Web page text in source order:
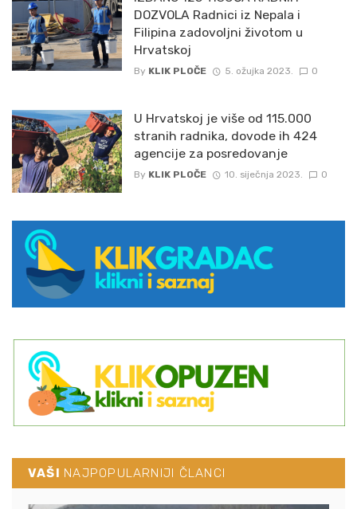
DOZVOLA Radnici iz Nepala i
Filipina zadovoljni životom u
Hrvatskoj
By KLIK PLOČE 5. ožujka 2023. 0
U Hrvatskoj je više od 115.000
stranih radnika, dovode ih 424
agencije za posredovanje
By KLIK PLOČE 10. siječnja 2023. 0
VAŠI NAJPOPULARNIJI ČLANCI